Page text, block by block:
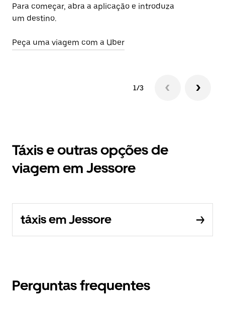
Para começar, abra a aplicação e introduza
um destino.
Peça uma viagem com a Uber
1/3
Táxis e outras opções de
viagem em Jessore
táxis em Jessore
Perguntas frequentes